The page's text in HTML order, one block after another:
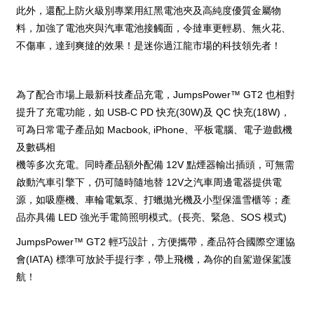
此外，還配上防火級別專業用紅黑電池夾及高純度優質金屬物
料，加強了電池夾與汽車電池接觸面，令撻車更輕易、無火花、
不傷車，達到爽撻的效果！是迷你過江龍市場的科技領先者！
為了配合市場上最新科技產品充電，JumpsPower™ GT2 也相對
提升了充電功能，如 USB-C PD 快充(30W)及 QC 快充(18W)，
可為日常電子產品如 Macbook, iPhone、平板電腦、電子遊戲機
及數碼相
機等多次充電。同時產品額外配備 12V 點煙器輸出插頭，可無需
啟動汽車引擎下，仍可隨時隨地替 12V之汽車周邊電器提供電
源，如吸塵機、車輪電氣泵、打蠟拋光機及小型保溫雪櫃等；產
品亦具備 LED 強光手電筒照明模式。(長亮、緊急、SOS 模式)
JumpsPower™ GT2 輕巧設計，方便攜帶，產品符合國際空運協
會(IATA) 標準可放於手提行李，帶上飛機，為你的自駕遊保駕護
航！